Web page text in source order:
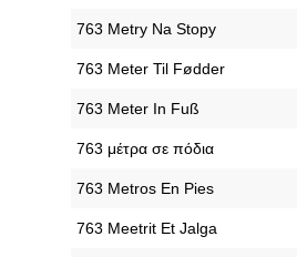
‎763 Metry Na Stopy
‎763 Meter Til Fødder
‎763 Meter In Fuß
‎763 μέτρα σε πόδια
‎763 Metros En Pies
‎763 Meetrit Et Jalga